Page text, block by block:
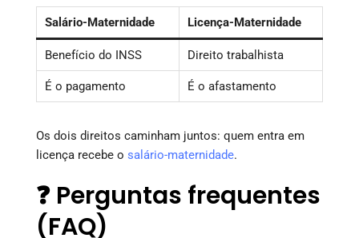
Salário-Maternidade Licença-Maternidade
Benefício do INSS Direito trabalhista
É o pagamento É o afastamento
Os dois direitos caminham juntos: quem entra em
licença recebe o salário-maternidade.
❓ Perguntas frequentes
(FAQ)